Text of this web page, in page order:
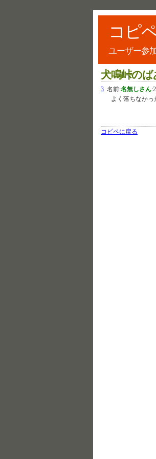
コピ
ユーザー参
犬鳴峠の
3 名前:名無しさん:
よく落ちなかっ
コピペに戻る